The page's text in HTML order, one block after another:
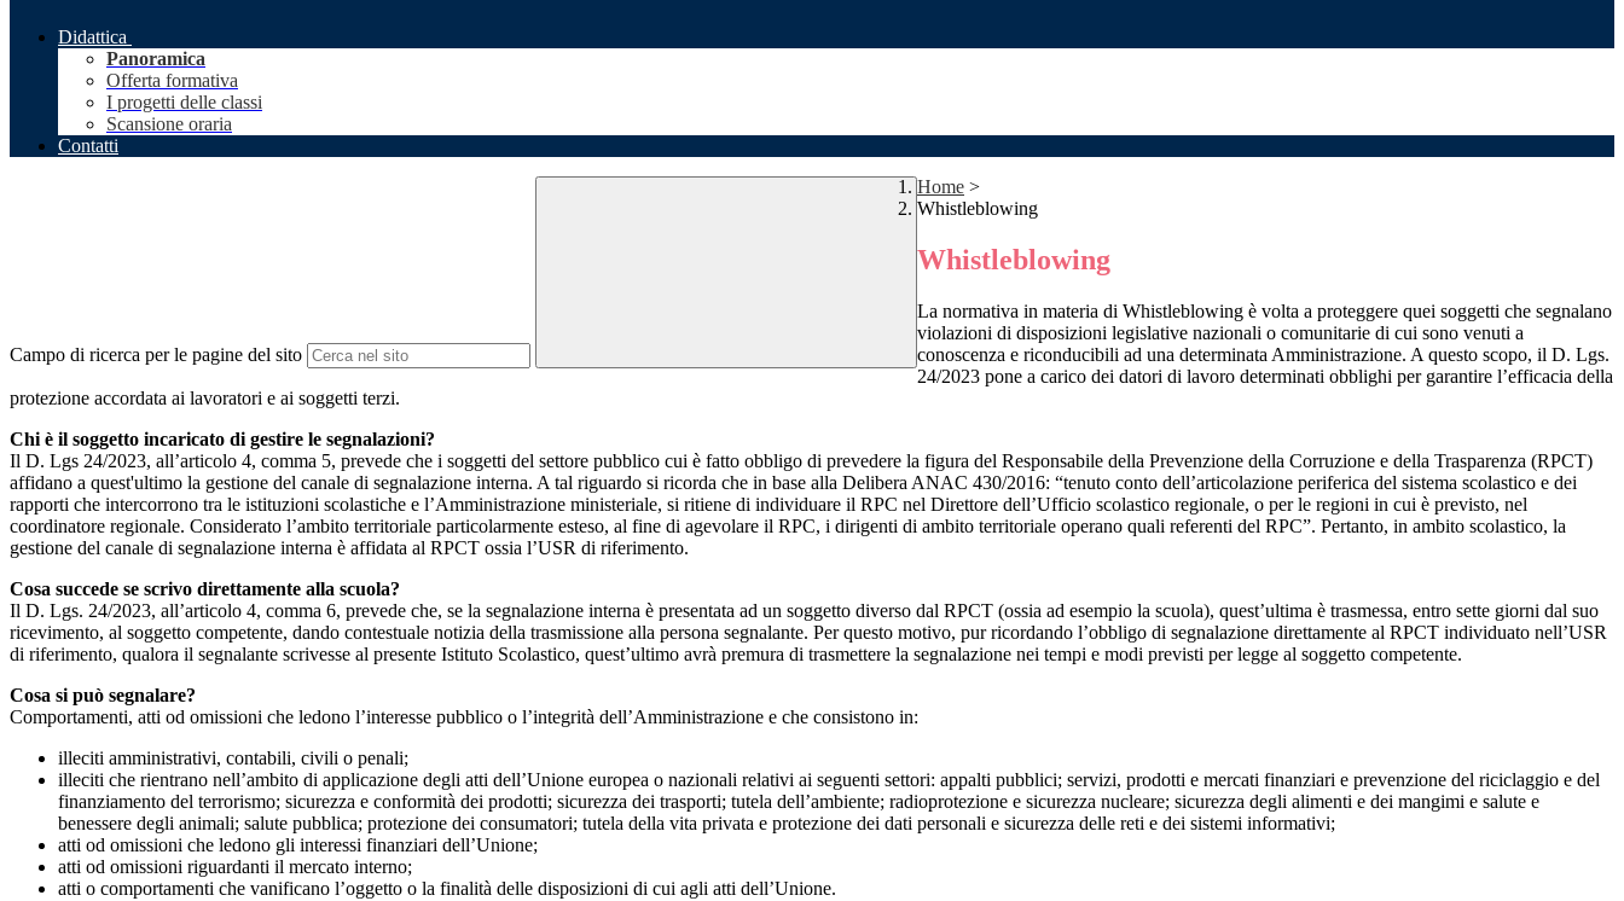
Didattica
Panoramica
Offerta formativa
I progetti delle classi
Scansione oraria
Contatti
Campo di ricerca per le pagine del sito
Home >
Whistleblowing
Whistleblowing
La normativa in materia di Whistleblowing è volta a proteggere quei soggetti che segnalano
violazioni di disposizioni legislative nazionali o comunitarie di cui sono venuti a
conoscenza e riconducibili ad una determinata Amministrazione. A questo scopo, il D. Lgs.
24/2023 pone a carico dei datori di lavoro determinati obblighi per garantire l’efficacia della
protezione accordata ai lavoratori e ai soggetti terzi.
Chi è il soggetto incaricato di gestire le segnalazioni?
Il D. Lgs 24/2023, all’articolo 4, comma 5, prevede che i soggetti del settore pubblico cui è fatto obbligo di prevedere la figura del Responsabile della Prevenzione della Corruzione e della Trasparenza (RPCT)
affidano a quest'ultimo la gestione del canale di segnalazione interna. A tal riguardo si ricorda che in base alla Delibera ANAC 430/2016: “tenuto conto dell’articolazione periferica del sistema scolastico e dei
rapporti che intercorrono tra le istituzioni scolastiche e l’Amministrazione ministeriale, si ritiene di individuare il RPC nel Direttore dell’Ufficio scolastico regionale, o per le regioni in cui è previsto, nel
coordinatore regionale. Considerato l’ambito territoriale particolarmente esteso, al fine di agevolare il RPC, i dirigenti di ambito territoriale operano quali referenti del RPC”. Pertanto, in ambito scolastico, la
gestione del canale di segnalazione interna è affidata al RPCT ossia l’USR di riferimento.
Cosa succede se scrivo direttamente alla scuola?
Il D. Lgs. 24/2023, all’articolo 4, comma 6, prevede che, se la segnalazione interna è presentata ad un soggetto diverso dal RPCT (ossia ad esempio la scuola), quest’ultima è trasmessa, entro sette giorni dal suo
ricevimento, al soggetto competente, dando contestuale notizia della trasmissione alla persona segnalante. Per questo motivo, pur ricordando l’obbligo di segnalazione direttamente al RPCT individuato nell’USR
di riferimento, qualora il segnalante scrivesse al presente Istituto Scolastico, quest’ultimo avrà premura di trasmettere la segnalazione nei tempi e modi previsti per legge al soggetto competente.
Cosa si può segnalare?
Comportamenti, atti od omissioni che ledono l’interesse pubblico o l’integrità dell’Amministrazione e che consistono in:
illeciti amministrativi, contabili, civili o penali;
illeciti che rientrano nell’ambito di applicazione degli atti dell’Unione europea o nazionali relativi ai seguenti settori: appalti pubblici; servizi, prodotti e mercati finanziari e prevenzione del riciclaggio e del
finanziamento del terrorismo; sicurezza e conformità dei prodotti; sicurezza dei trasporti; tutela dell’ambiente; radioprotezione e sicurezza nucleare; sicurezza degli alimenti e dei mangimi e salute e
benessere degli animali; salute pubblica; protezione dei consumatori; tutela della vita privata e protezione dei dati personali e sicurezza delle reti e dei sistemi informativi;
atti od omissioni che ledono gli interessi finanziari dell’Unione;
atti od omissioni riguardanti il mercato interno;
atti o comportamenti che vanificano l’oggetto o la finalità delle disposizioni di cui agli atti dell’Unione.